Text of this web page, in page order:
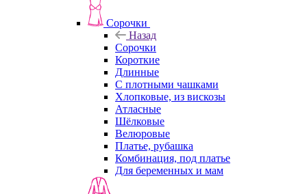
Сорочки
Назад
Сорочки
Короткие
Длинные
С плотными чашками
Хлопковые, из вискозы
Атласные
Шёлковые
Велюровые
Платье, рубашка
Комбинация, под платье
Для беременных и мам